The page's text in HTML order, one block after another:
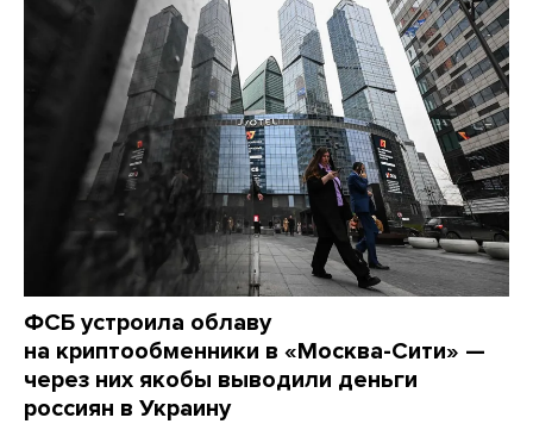
ФСБ устроила облаву
на криптообменники в «Москва-Сити» —
через них якобы выводили деньги
россиян в Украину